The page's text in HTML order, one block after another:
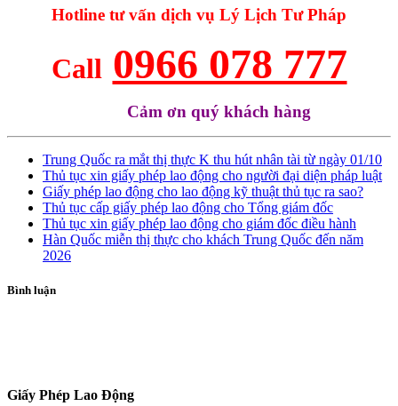
Hotline tư vấn dịch vụ Lý Lịch Tư Pháp
Call 0966 078 777
Cảm ơn quý khách hàng
Trung Quốc ra mắt thị thực K thu hút nhân tài từ ngày 01/10
Thủ tục xin giấy phép lao động cho người đại diện pháp luật
Giấy phép lao động cho lao động kỹ thuật thủ tục ra sao?
Thủ tục cấp giấy phép lao động cho Tổng giám đốc
Thủ tục xin giấy phép lao động cho giám đốc điều hành
Hàn Quốc miễn thị thực cho khách Trung Quốc đến năm
2026
Bình luận
Giấy Phép Lao Động